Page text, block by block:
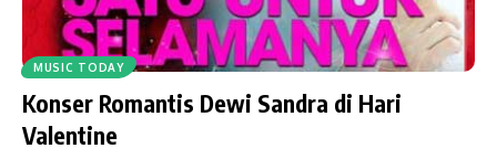
MUSIC TODAY
Konser Romantis Dewi Sandra di Hari
Valentine